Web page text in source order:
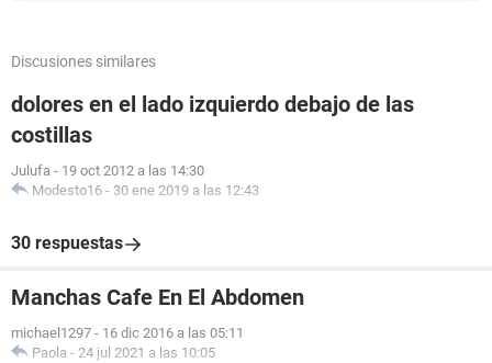
Discusiones similares
dolores en el lado izquierdo debajo de las
costillas
Julufa - 19 oct 2012 a las 14:30
Modesto16 - 30 ene 2019 a las 12:43
30 respuestas
Manchas Cafe En El Abdomen
michael1297 - 16 dic 2016 a las 05:11
Paola - 24 jul 2021 a las 10:05